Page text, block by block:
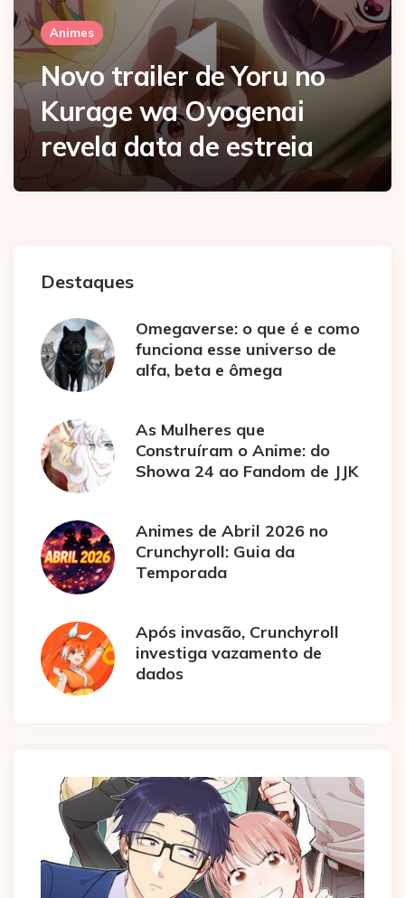
Animes
Novo trailer de Yoru no
Kurage wa Oyogenai
revela data de estreia
Destaques
Omegaverse: o que é e como
funciona esse universo de
alfa, beta e ômega
As Mulheres que
Construíram o Anime: do
Showa 24 ao Fandom de JJK
Animes de Abril 2026 no
Crunchyroll: Guia da
Temporada
Após invasão, Crunchyroll
investiga vazamento de
dados